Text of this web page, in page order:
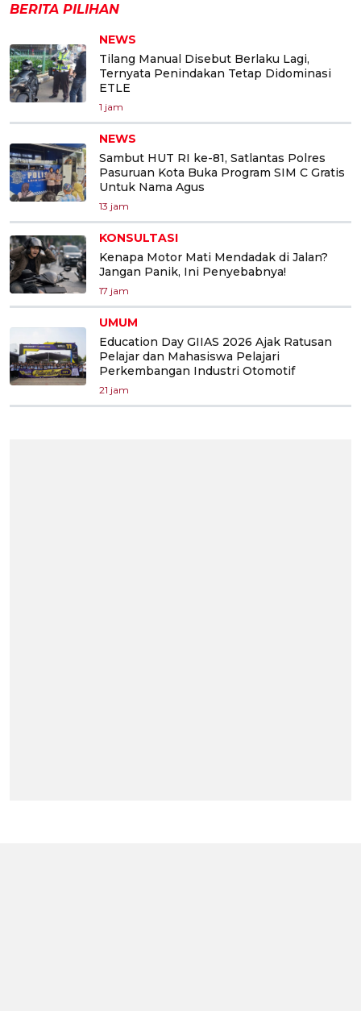
BERITA PILIHAN
NEWS
Tilang Manual Disebut Berlaku Lagi,
Ternyata Penindakan Tetap Didominasi
ETLE
1 jam
NEWS
Sambut HUT RI ke-81, Satlantas Polres
Pasuruan Kota Buka Program SIM C Gratis
Untuk Nama Agus
13 jam
KONSULTASI
Kenapa Motor Mati Mendadak di Jalan?
Jangan Panik, Ini Penyebabnya!
17 jam
UMUM
Education Day GIIAS 2026 Ajak Ratusan
Pelajar dan Mahasiswa Pelajari
Perkembangan Industri Otomotif
21 jam